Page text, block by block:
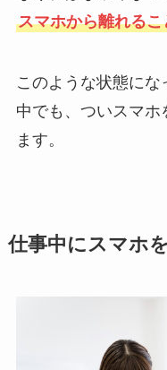
スマホから離れる
このような状態に
中でも、ついスマ
ます。
仕事中にスマホ